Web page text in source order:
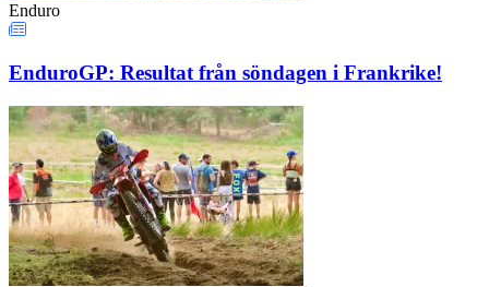
Enduro
EnduroGP: Resultat från söndagen i Frankrike!